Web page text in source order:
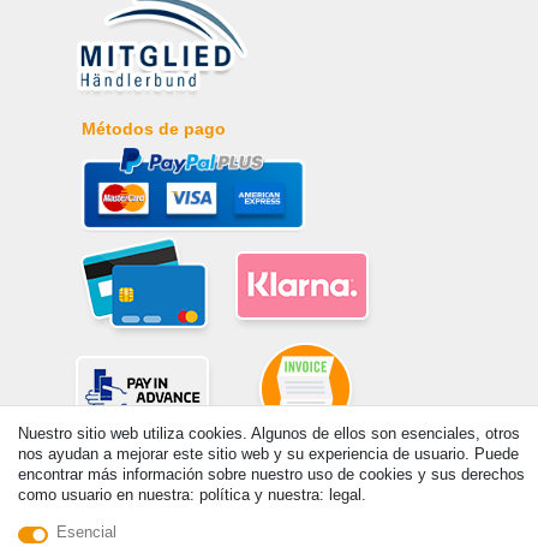
Métodos de pago
© Copyright 2026 | Todos los derechos reservados. - Prix de base voir
détail de l'article | *S'applique aux livraisons en Espagne!
Nuestro sitio web utiliza cookies. Algunos de ellos son esenciales, otros
nos ayudan a mejorar este sitio web y su experiencia de usuario. Puede
encontrar más información sobre nuestro uso de cookies y sus derechos
como usuario en nuestra: política y nuestra: legal.
Esencial